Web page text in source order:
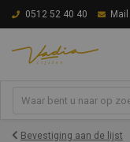
0512 52 40 40
Bevestiging aan de lijst